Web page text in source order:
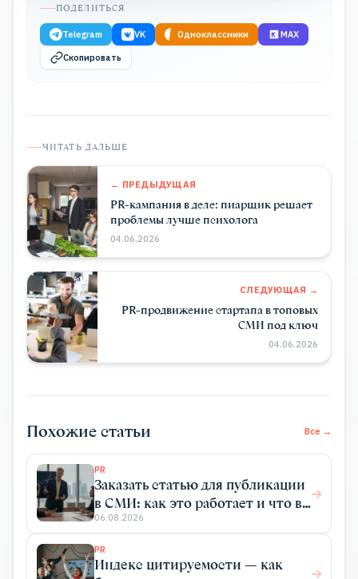
ПОДЕЛИТЬСЯ
Telegram VK Одноклассники MAX
Скопировать
ЧИТАТЬ ДАЛЬШЕ
← ПРЕДЫДУЩАЯ
PR-кампания в деле: пиарщик решает
проблемы лучше психолога
04.06.2026
СЛЕДУЮЩАЯ →
PR-продвижение стартапа в топовых
СМИ под ключ
04.06.2026
Похожие статьи Все →
PR
Заказать статью для публикации
в СМИ: как это работает и что вы
получаете
06.08.2026
PR
Индекс цитируемости — как